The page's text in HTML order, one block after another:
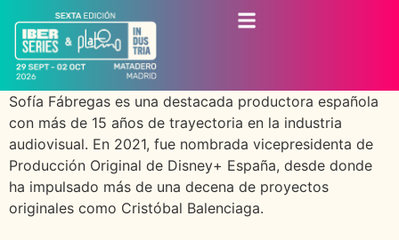
Sofía Fábregas es una destacada productora española
con más de 15 años de trayectoria en la industria
audiovisual. En 2021, fue nombrada vicepresidenta de
Producción Original de Disney+ España, desde donde
ha impulsado más de una decena de proyectos
originales como Cristóbal Balenciaga.